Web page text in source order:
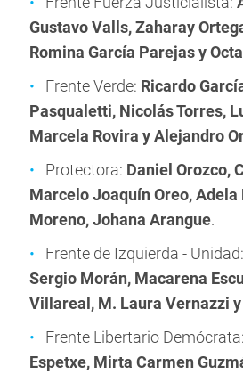
Gustavo Valls, Zaharay
Romina García Parejas y
Frente Verde: Ricardo
Pasqualetti, Nicolás Torres,
Marcela Rovira y Alejandro
Protectora: Daniel Orozco,
Marcelo Joaquín Oreo, Adela
Moreno, Johana Arangue.
Frente de Izquierda - Unidad:
Sergio Morán, Macarena
Villareal, M. Laura Vernazzi
Frente Libertario Demócrata:
Espetxe, Mirta Carmen